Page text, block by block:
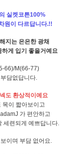
실켓코튼100%
원이 다르답니다.!!
지는 은은한 광채
게 입기 좋을거예요
66)/M(66-77)
담없답니다.
도 환상적이예요
목이 짧아보이고
가 편안하고
세련되게 예쁘답니다.
이며 부담 없어요.